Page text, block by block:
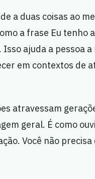
a duas coisas ao
a frase Eu
ajuda a pessoa
em contextos de
atravessam
geral. É como
Você não